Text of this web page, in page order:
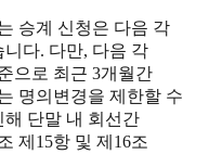
승계 신청은 다음 각
다. 다만, 다음 각
으로 최근 3개월간
명의변경을 제한할 수
단말 내 회선간
제15항 및 제16조